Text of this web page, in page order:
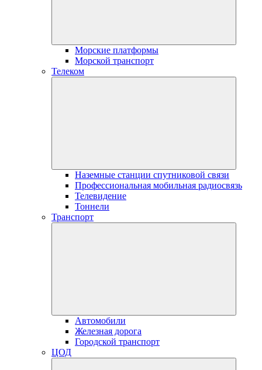
Морские платформы
Морской транспорт
Телеком
Наземные станции спутниковой связи
Профессиональная мобильная радиосвязь
Телевидение
Тоннели
Транспорт
Автомобили
Железная дорога
Городской транспорт
ЦОД